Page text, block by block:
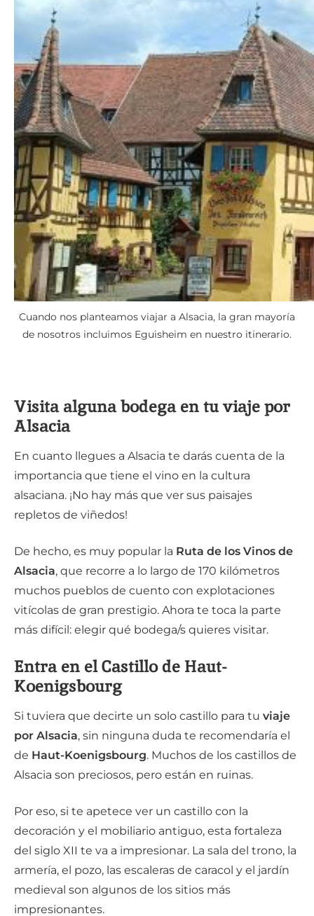
Cuando nos planteamos viajar a Alsacia, la gran mayoría
de nosotros incluimos Eguisheim en nuestro itinerario.
Visita alguna bodega en tu viaje por
Alsacia
En cuanto llegues a Alsacia te darás cuenta de la
importancia que tiene el vino en la cultura
alsaciana. ¡No hay más que ver sus paisajes
repletos de viñedos!
De hecho, es muy popular la Ruta de los Vinos de
Alsacia, que recorre a lo largo de 170 kilómetros
muchos pueblos de cuento con explotaciones
vitícolas de gran prestigio. Ahora te toca la parte
más difícil: elegir qué bodega/s quieres visitar.
Entra en el Castillo de Haut-
Koenigsbourg
Si tuviera que decirte un solo castillo para tu viaje
por Alsacia, sin ninguna duda te recomendaría el
de Haut-Koenigsbourg. Muchos de los castillos de
Alsacia son preciosos, pero están en ruinas.
Por eso, si te apetece ver un castillo con la
decoración y el mobiliario antiguo, esta fortaleza
del siglo XII te va a impresionar. La sala del trono, la
armería, el pozo, las escaleras de caracol y el jardín
medieval son algunos de los sitios más
impresionantes.